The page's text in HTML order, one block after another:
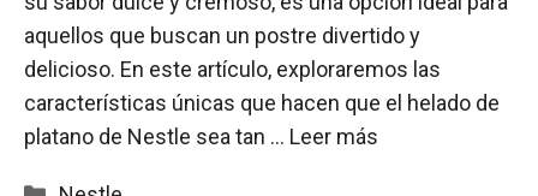
aquellos que buscan un postre divertido y
delicioso. En este artículo, exploraremos las
características únicas que hacen que el helado de
platano de Nestle sea tan … Leer más
Categorías